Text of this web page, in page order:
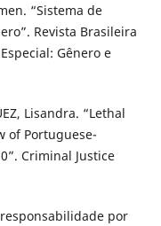
“Sistema de
Revista Brasileira
Gênero e
Lisandra. “Lethal
of Portuguese-
Criminal Justice
responsabilidade por